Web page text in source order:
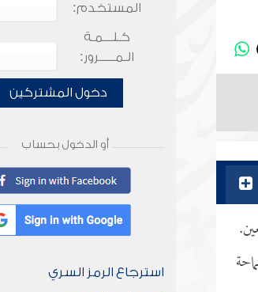
المستخدم:
كـلـــمـة
الـمـــــرور:
دخول المشتركين
أو الدخول بحساب
استرجاع الرمز السري